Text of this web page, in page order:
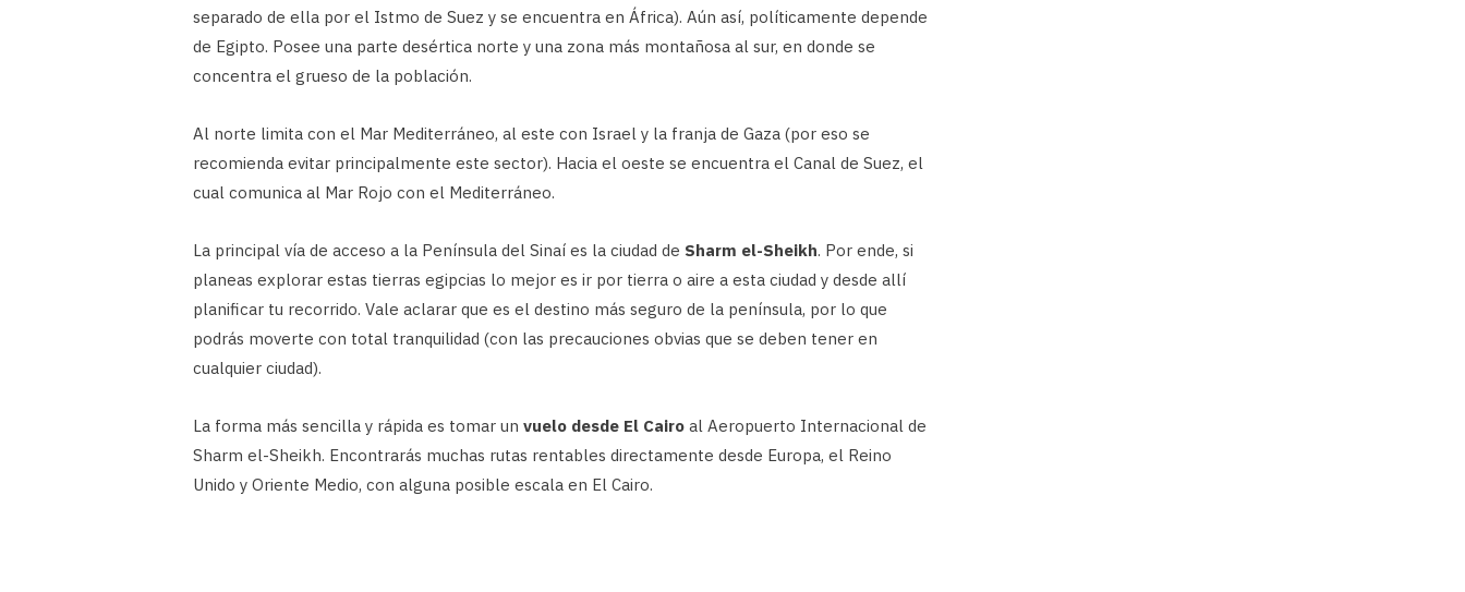
separado de ella por el Istmo de Suez y se encuentra en África). Aún así, políticamente depende
de Egipto. Posee una parte desértica norte y una zona más montañosa al sur, en donde se
concentra el grueso de la población.
Al norte limita con el Mar Mediterráneo, al este con Israel y la franja de Gaza (por eso se
recomienda evitar principalmente este sector). Hacia el oeste se encuentra el Canal de Suez, el
cual comunica al Mar Rojo con el Mediterráneo.
La principal vía de acceso a la Península del Sinaí es la ciudad de Sharm el-Sheikh. Por ende, si
planeas explorar estas tierras egipcias lo mejor es ir por tierra o aire a esta ciudad y desde allí
planificar tu recorrido. Vale aclarar que es el destino más seguro de la península, por lo que
podrás moverte con total tranquilidad (con las precauciones obvias que se deben tener en
cualquier ciudad).
La forma más sencilla y rápida es tomar un vuelo desde El Cairo al Aeropuerto Internacional de
Sharm el-Sheikh. Encontrarás muchas rutas rentables directamente desde Europa, el Reino
Unido y Oriente Medio, con alguna posible escala en El Cairo.